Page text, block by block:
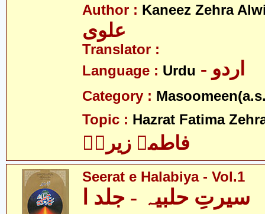
Author : Kaneez Zehra
علوی
Translator :
Language : Urdu - اردو
Category :
Topic : Hazrat Fatima
فاطمہ زیراؑ
Seerat e Halabiya - Vol.1
سیرتِ حلبیہ - جلد ا